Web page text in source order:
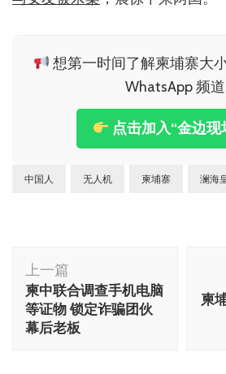
想第一时间了解柬埔寨大
WhatsApp 频道
点击加入“金边现
中国人 无人机 柬埔寨 澜海
博
文
导
航
上一篇
柬中联合调查手机电脑
等证物 锁定诈骗团伙
幕后老板
柬